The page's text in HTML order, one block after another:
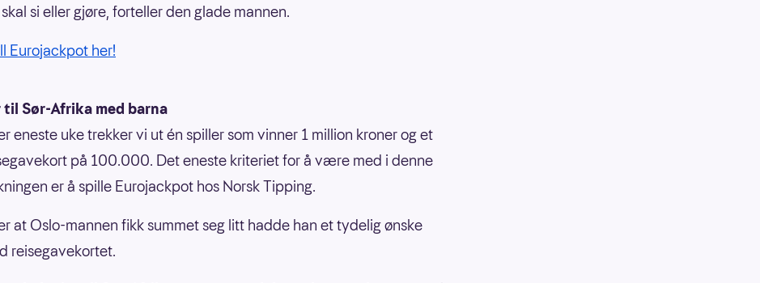
si eller gjøre, forteller den glade mannen.
Eurojackpot her!
til Sør-Afrika med barna
eneste uke trekker vi ut én spiller som vinner 1 million kroner og et
på 100.000. Det eneste kriteriet for å være med i denne
er å spille Eurojackpot hos Norsk Tipping.
at Oslo-mannen fikk summet seg litt hadde han et tydelig ønske
reisegavekortet.